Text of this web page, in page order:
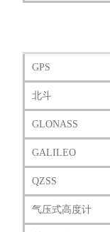
GPS
北斗
GLONASS
GALILEO
QZSS
气压式高度计